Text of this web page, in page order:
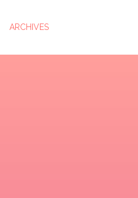
ARCHIVES